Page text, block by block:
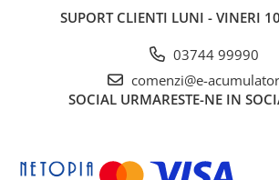
Solutii solare portabile
Acumulatori
SUPORT CLIENTI LUNI - VINERI
03744 99990
comenzi@e-
SOCIAL URMARESTE-NE IN